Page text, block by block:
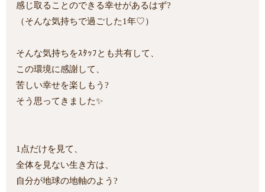
感じ取ることのできる幸せがあるはず?
（そんな気持ちで過ごした1年♡）
そんな気持ちをｽﾀｯﾌとも共有して、
この環境に感謝して、
苦しい幸せを楽しもう?
そう思ってきました✨
1点だけを見て、
全体を見ない生き方は、
自分が地球の地軸のよう?